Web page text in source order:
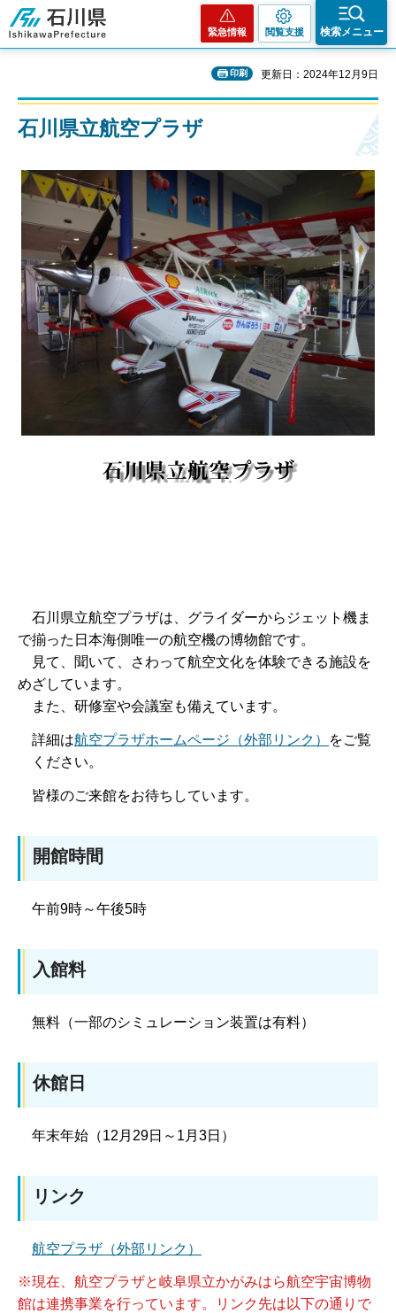
石川県
緊急情報 閲覧支援 検索メニュー
印刷 更新日：2024年12月9日
石川県立航空プラザ
石川 県立航空プラザは、グライダーからジェット機ま
で揃った日本海側唯一の航空機の博物館です。
見て、聞いて、さわって航空文化を体験できる施設を
めざしています。
また
、研修室や会議室も備えています。
詳細は航空プラザホームページ（外部リンク）
をご覧
ください。
皆様のご来館をお待ちしています。
開館時間
午前9時～午後5時
入館料
無料（一部のシミュレーション装置は有料）
休館日
年末年始（12月29日～1月3日）
リンク
航空プラザ（外部リンク）
※現在、航空プラザと岐阜県立かがみはら航空宇宙博物
館は連携事業を行っています。リンク先は以下の通りで